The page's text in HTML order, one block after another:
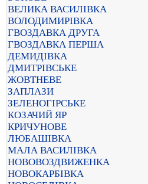
ВЕЛИКА ВАСИЛІВКА
ВОЛОДИМИРІВКА
ГВОЗДАВКА ДРУГА
ГВОЗДАВКА ПЕРША
ДЕМИДІВКА
ДМИТРІВСЬКЕ
ЖОВТНЕВЕ
ЗАПЛАЗИ
ЗЕЛЕНОГІРСЬКЕ
КОЗАЧИЙ ЯР
КРИЧУНОВЕ
ЛЮБАШІВКА
МАЛА ВАСИЛІВКА
НОВОВОЗДВИЖЕНКА
НОВОКАРБІВКА